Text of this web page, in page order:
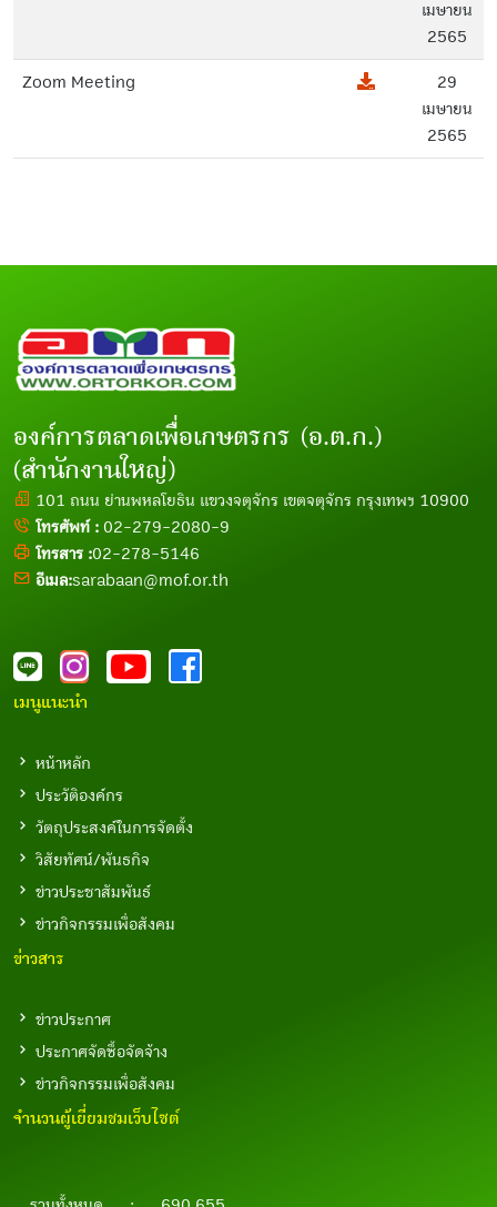
เมษายน
2565
Zoom Meeting
29
เมษายน
2565
องค์การตลาดเพื่อเกษตรกร (อ.ต.ก.)
(สำนักงานใหญ่)
101 ถนน ย่านพหลโยธิน แขวงจตุจักร เขตจตุจักร กรุงเทพฯ 10900
โทรศัพท์ : 02-279-2080-9
โทรสาร :02-278-5146
อีเมล:sarabaan@mof.or.th
เมนูแนะนำ
หน้าหลัก
ประวัติองค์กร
วัตถุประสงค์ในการจัดตั้ง
วิสัยทัศน์/พันธกิจ
ข่าวประชาสัมพันธ์
ข่าวกิจกรรมเพื่อสังคม
ข่าวสาร
ข่าวประกาศ
ประกาศจัดซื้อจัดจ้าง
ข่าวกิจกรรมเพื่อสังคม
จำนวนผู้เยี่ยมชมเว็บไซต์